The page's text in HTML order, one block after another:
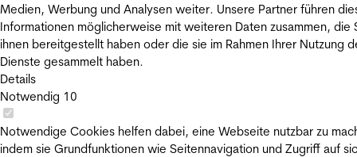
Medien, Werbung und Analysen weiter. Unsere Partner führen
Informationen möglicherweise mit weiteren Daten zusammen, die
ihnen bereitgestellt haben oder die sie im Rahmen Ihrer Nutzung
Dienste gesammelt haben.
Details
Notwendig 10
Notwendige Cookies helfen dabei, eine Webseite nutzbar zu
indem sie Grundfunktionen wie Seitennavigation und Zugriff auf